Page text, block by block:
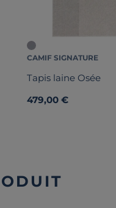
CAMIF SIGNATURE
Tapis laine Osée
479,00 €